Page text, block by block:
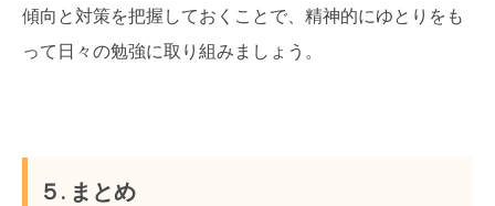
傾向と対策を把握しておくことで、精神的にゆとりをも
って日々の勉強に取り組みましょう。
５. まとめ